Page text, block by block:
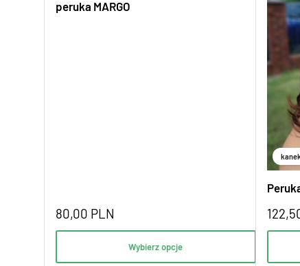
peruka MARGO
80,00 PLN
Wybierz opcje